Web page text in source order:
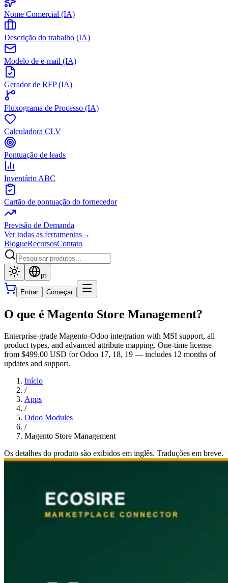
Nome Comercial (IA)
Descrição do trabalho (IA)
Modelo de e-mail (IA)
Gerador de RFP (IA)
Fluxograma de Processo (IA)
Calculadora CLV
Pontuação de leads
Inventário ABC
Cartão de pontuação do fornecedor
Previsão de Demanda
Ver todas as ferramentas→
BlogueRecursosContato
pt
Entrar Começar
O que é Magento Store Management?
Enterprise-grade Magento-Odoo integration with MSI support, all
product types, and advanced attribute mapping. One-time license
from $499.00 USD for Odoo 17, 18, 19 — includes 12 months of
updates and support.
Início
/
Apps
/
Odoo Modules
/
Magento Store Management
Os detalhes do produto são exibidos em inglês. Traduções em breve.